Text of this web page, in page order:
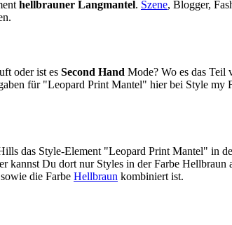
hellbrauner Langmantel. Szene, Blogger,
oder ist es Second Hand Mode? Wo es das Teil
für "Leopard Print Mantel" hier bei Style my
das Style-Element "Leopard Print Mantel" in
Du dort nur Styles in der Farbe
die Farbe Hellbraun kombiniert ist.